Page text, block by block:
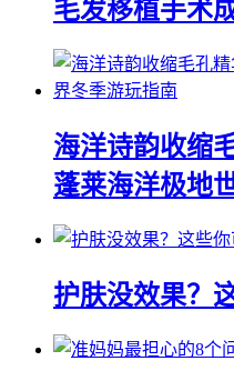
毛发移植手术
海洋诗韵收缩
蓬莱海洋极地
护肤没效果？